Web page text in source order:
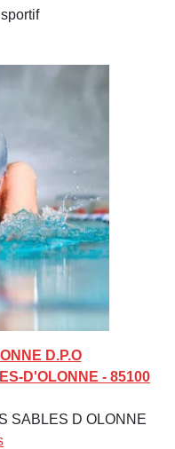
D.P.O
D'OLONNE - 85100
SABLES D OLONNE